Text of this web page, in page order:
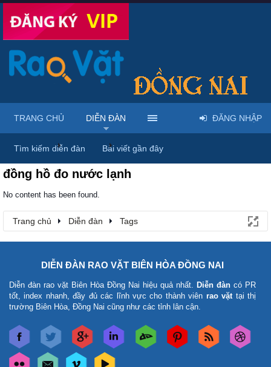
Trang chủ Diễn đàn Tags
đồng hồ đo nước lạnh
No content has been found.
Trang chủ Diễn đàn Tags
TRANG CHỦ DIỄN ĐÀN
Tìm kiếm diễn đàn Bài viết gần đây
ĐĂNG NHẬP
DIỄN ĐÀN RAO VẶT BIÊN HÒA ĐỒNG NAI
Diễn đàn rao vặt Biên Hòa Đồng Nai hiệu quả nhất. Diễn đàn có PR
tốt, index nhanh, đầy đủ các lĩnh vực cho thành viên rao vặttại thị
trường Biên Hòa, Đồng Nai cũng như các tỉnh lân cận.